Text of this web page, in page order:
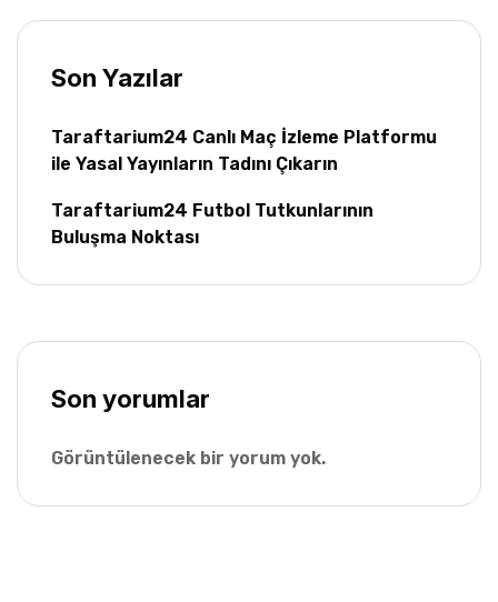
Son Yazılar
Taraftarium24 Canlı Maç İzleme Platformu
ile Yasal Yayınların Tadını Çıkarın
Taraftarium24 Futbol Tutkunlarının
Buluşma Noktası
Son yorumlar
Görüntülenecek bir yorum yok.